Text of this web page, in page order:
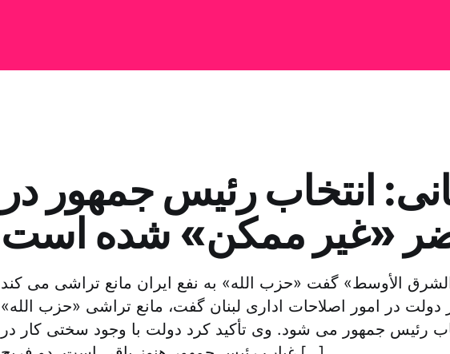
انتخاب رئیس جمهور در
«غیر ممکن» شده است
الأوسط» گفت «حزب الله» به نفع ایران مانع تراشی می کند
دولت در امور اصلاحات اداری لبنان گفت، مانع تراشی «حزب الله»
رئیس جمهور می شود. وی تأکید کرد دولت با وجود سختی کار در